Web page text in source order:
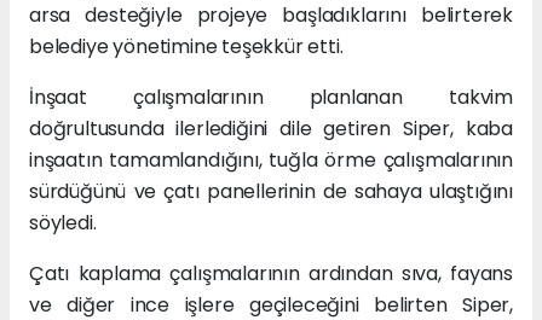
arsa desteğiyle projeye başladıklarını belirterek
belediye yönetimine teşekkür etti.
İnşaat çalışmalarının planlanan takvim
doğrultusunda ilerlediğini dile getiren Siper, kaba
inşaatın tamamlandığını, tuğla örme çalışmalarının
sürdüğünü ve çatı panellerinin de sahaya ulaştığını
söyledi.
Çatı kaplama çalışmalarının ardından sıva, fayans
ve diğer ince işlere geçileceğini belirten Siper,